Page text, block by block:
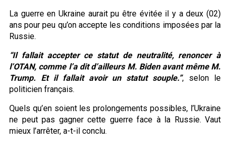
La guerre en Ukraine aurait pu être évitée il y a deux (02)
ans pour peu qu’on accepte les conditions imposées par la
Russie.
“Il fallait accepter ce statut de neutralité, renoncer à
l’OTAN, comme l’a dit d’ailleurs M. Biden avant même M.
Trump. Et il fallait avoir un statut souple.”, selon le
politicien français.
Quels qu’en soient les prolongements possibles, l’Ukraine
ne peut pas gagner cette guerre face à la Russie. Vaut
mieux l’arrêter, a-t-il conclu.